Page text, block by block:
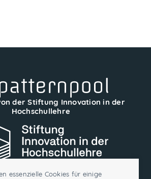
essenzielle Cookies für einige
der Stiftung Innovation in der
Hochschullehre
aus Mitteln der Stiftung Innovation in der